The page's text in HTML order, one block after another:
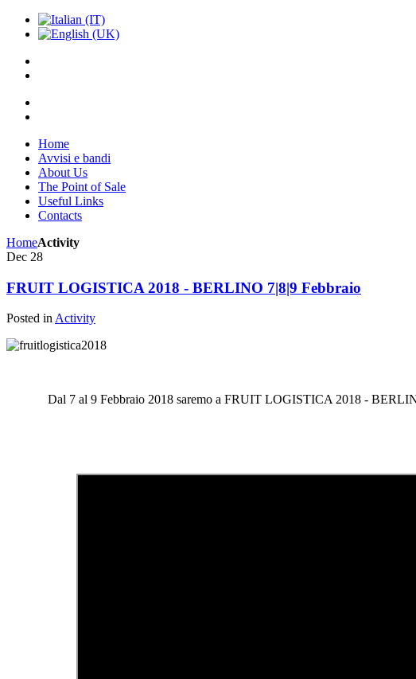
Home
Avvisi e bandi
About Us
The Point of Sale
Useful Links
Contacts
HomeActivity
Dec 28
FRUIT LOGISTICA 2018 - BERLINO 7|8|9 Febbraio
Posted inActivity
Dal 7 al 9 Febbraio 2018 saremo a FRUIT LOGISTICA 2018 -